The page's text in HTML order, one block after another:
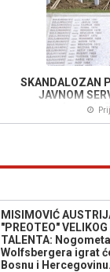
SKANDALOZAN
JAVNOM
postupak protiv
MISIMOVIĆ
"PREOTEO" VELIKOG
TALENTA:
Wolfsbergera igrat
Bosnu i